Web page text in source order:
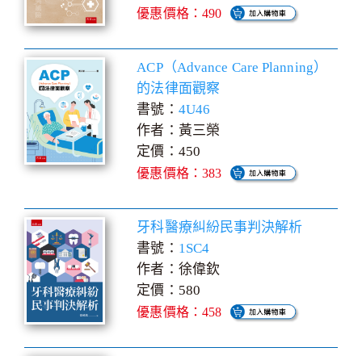
優惠價格：490
ACP（Advance Care Planning）
的法律面觀察
書號： 4U46
作者：黃三榮
定價：450
優惠價格：383
牙科醫療糾紛民事判決解析
書號： 1SC4
作者：徐偉欽
定價：580
優惠價格：458